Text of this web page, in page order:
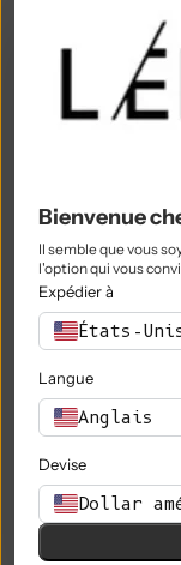
Philippines
Îles
Pologne
Réunion
Roumanie
Russie
Rwanda
Samoa
Saint-
São Tomé
Bienvenue
Il semble que vous
l'option qui vous
Expédier à
États-
Langue
Anglais
Devise
Dollar